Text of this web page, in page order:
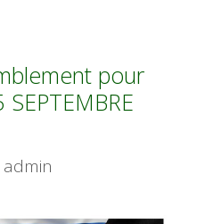
pour
admin